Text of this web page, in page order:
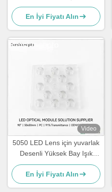
Optik Lensi
En İyi Fiyatı Alın
Video
5050 LED Lens için yuvarlak
Desenli Yüksek Bay Işık
LENS 90 Kiriş açısı
En İyi Fiyatı Alın